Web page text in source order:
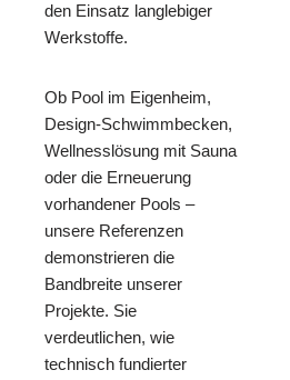
den Einsatz langlebiger
Werkstoffe.
Ob Pool im Eigenheim,
Design-Schwimmbecken,
Wellnesslösung mit Sauna
oder die Erneuerung
vorhandener Pools –
unsere Referenzen
demonstrieren die
Bandbreite unserer
Projekte. Sie
verdeutlichen, wie
technisch fundierter